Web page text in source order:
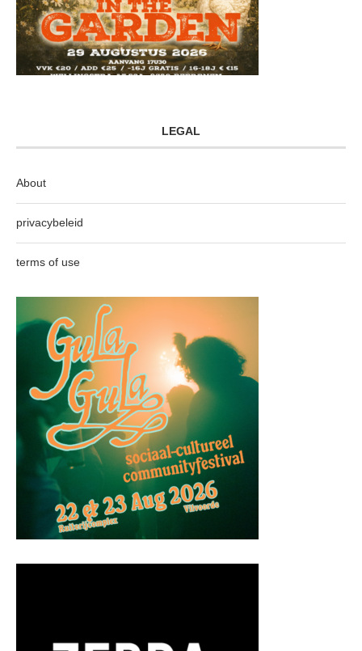
LEGAL
About
privacybeleid
terms of use